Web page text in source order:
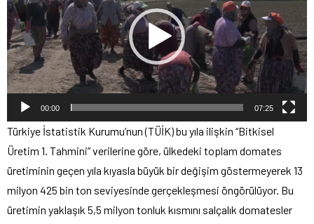
00:00 07:25
Türkiye İstatistik Kurumu’nun (TÜİK) bu yıla ilişkin “Bitkisel
Üretim 1. Tahmini” verilerine göre, ülkedeki toplam domates
üretiminin geçen yıla kıyasla büyük bir değişim göstermeyerek 13
milyon 425 bin ton seviyesinde gerçekleşmesi öngörülüyor. Bu
üretimin yaklaşık 5,5 milyon tonluk kısmını salçalık domatesler